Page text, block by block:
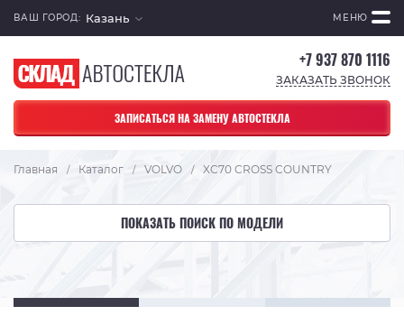
ВАШ ГОРОД: Казань МЕНЮ
+7 937 870 1116
ЗАКАЗАТЬ ЗВОНОК
ЗАПИСАТЬСЯ НА ЗАМЕНУ АВТОСТЕКЛА
Главная / Каталог / VOLVO / XC70 CROSS COUNTRY
ПОКАЗАТЬ ПОИСК ПО МОДЕЛИ